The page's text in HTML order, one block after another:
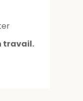
travail.